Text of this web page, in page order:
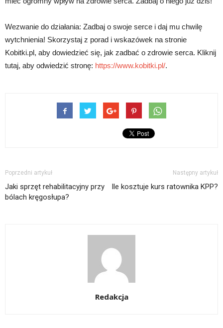
Wezwanie do działania: Zadbaj o swoje serce i daj mu chwilę
wytchnienia! Skorzystaj z porad i wskazówek na stronie
Kobitki.pl, aby dowiedzieć się, jak zadbać o zdrowie serca. Kliknij
tutaj, aby odwiedzić stronę: https://www.kobitki.pl/.
Poprzedni artykuł
Jaki sprzęt rehabilitacyjny przy
bólach kręgosłupa?
Następny artykuł
Ile kosztuje kurs ratownika KPP?
Redakcja